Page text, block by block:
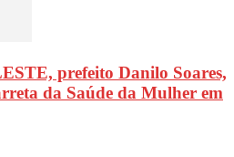
prefeito Danilo Soares,
da Saúde da Mulher em